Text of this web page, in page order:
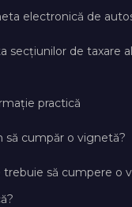
electronică de
secțiunilor de taxare
practică
să cumpăr o vignetă?
trebuie să cumpere o